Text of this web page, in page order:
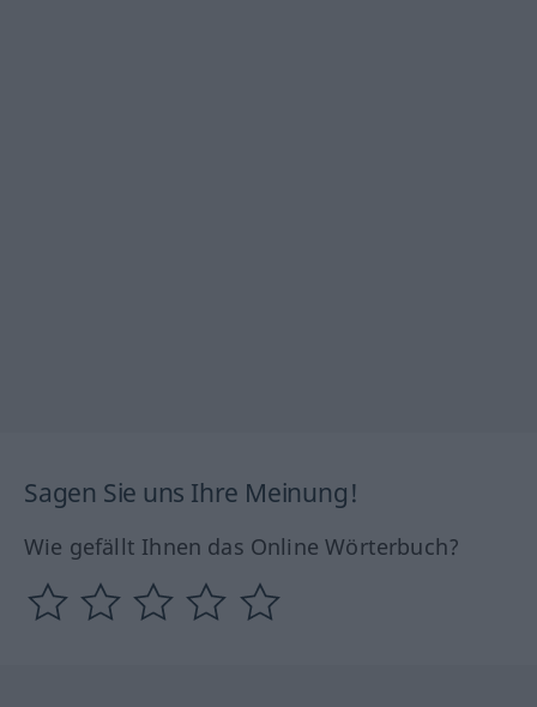
Sagen Sie uns Ihre Meinung!
Wie gefällt Ihnen das Online Wörterbuch?